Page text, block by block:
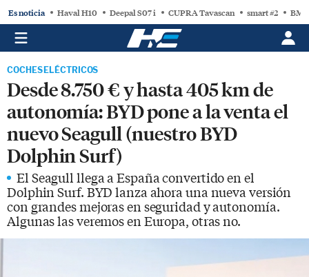
Es noticia Haval H10 Deepal S07 i CUPRA Tavascan smart #2
COCHES ELÉCTRICOS
Desde 8.750 € y hasta 405 km de
autonomía: BYD pone a la venta el
nuevo Seagull (nuestro BYD
Dolphin Surf)
El Seagull llega a España convertido en el
Dolphin Surf. BYD lanza ahora una nueva versión
con grandes mejoras en seguridad y autonomía.
Algunas las veremos en Europa, otras no.